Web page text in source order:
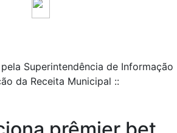
Superintendência de Informação
da Receita Municipal ::